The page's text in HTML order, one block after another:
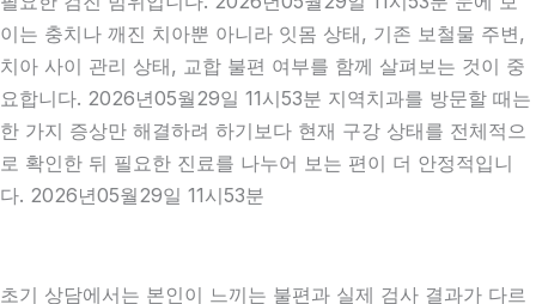
이는 충치나 깨진 치아뿐 아니라 잇몸 상태, 기존 보철물 주변,
치아 사이 관리 상태, 교합 불편 여부를 함께 살펴보는 것이 중
요합니다. 2026년05월29일 11시53분 지역치과를 방문할 때는
한 가지 증상만 해결하려 하기보다 현재 구강 상태를 전체적으
로 확인한 뒤 필요한 진료를 나누어 보는 편이 더 안정적입니
다. 2026년05월29일 11시53분
초기 상담에서는 본인이 느끼는 불편과 실제 검사 결과가 다르